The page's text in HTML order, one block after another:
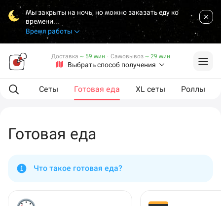
Мы закрыты на ночь, но можно заказать еду ко
времени...
Время работы
Выбрать способ получения
Доставка ~ 59 мин · Самовывоз ~ 29 мин
Сеты Готовая еда XL сеты Роллы
Готовая еда
Что такое готовая еда?